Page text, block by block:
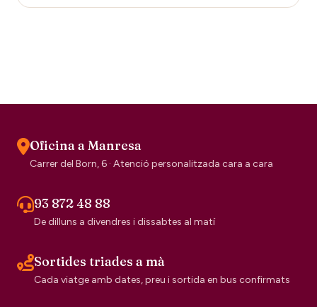
Oficina a Manresa
Carrer del Born, 6 · Atenció personalitzada cara a cara
93 872 48 88
De dilluns a divendres i dissabtes al matí
Sortides triades a mà
Cada viatge amb dates, preu i sortida en bus confirmats